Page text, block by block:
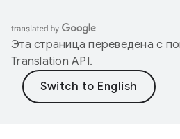
Эта страница переведена с
Translation API.